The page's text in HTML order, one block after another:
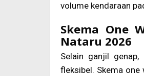
volume kendaraan
Skema One
Nataru 2026
Selain ganjil
fleksibel. Skema